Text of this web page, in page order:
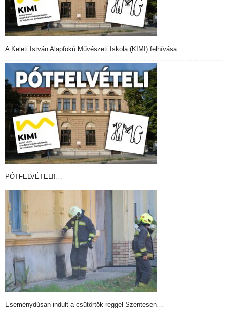
A Keleti István Alapfokú Művészeti Iskola (KIMI) felhívása…
PÓTFELVÉTELI!…
Eseménydúsan indult a csütörtök reggel Szentesen…